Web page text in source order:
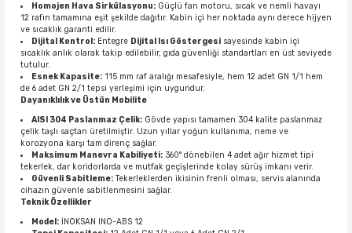
Homojen Hava Sirkülasyonu: Güçlü fan motoru, sıcak ve nemli havayı
12 rafın tamamına eşit şekilde dağıtır. Kabin içi her noktada aynı derece hijyen
ve sıcaklık garanti edilir.
Dijital Kontrol: Entegre Dijital Isı Göstergesi sayesinde kabin içi
sıcaklık anlık olarak takip edilebilir, gıda güvenliği standartları en üst seviyede
tutulur.
Esnek Kapasite: 115 mm raf aralığı mesafesiyle, hem 12 adet GN 1/1 hem
de 6 adet GN 2/1 tepsi yerleşimi için uygundur.
Dayanıklılık ve Üstün Mobilite
AISI 304 Paslanmaz Çelik: Gövde yapısı tamamen 304 kalite paslanmaz
çelik taşlı saçtan üretilmiştir. Uzun yıllar yoğun kullanıma, neme ve
korozyona karşı tam direnç sağlar.
Maksimum Manevra Kabiliyeti: 360° dönebilen 4 adet ağır hizmet tipi
tekerlek, dar koridorlarda ve mutfak geçişlerinde kolay sürüş imkanı verir.
Güvenli Sabitleme:Tekerleklerden ikisinin frenli olması, servis alanında
cihazın güvenle sabitlenmesini sağlar.
Teknik Özellikler
Model: İNOKSAN INO-ABS 12